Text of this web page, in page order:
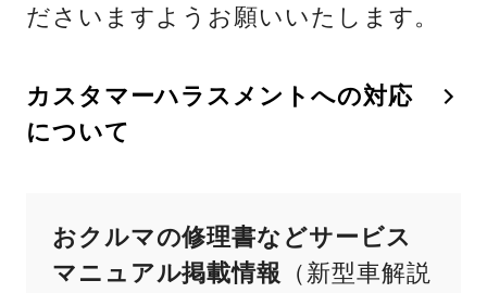
ださいますようお願いいたします。
カスタマーハラスメントへの対応
について
おクルマの修理書などサービス
マニュアル掲載情報 （新型車解説